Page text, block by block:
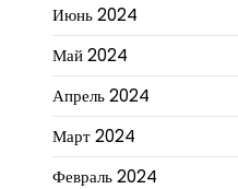
Июнь 2024
Май 2024
Апрель 2024
Март 2024
Февраль 2024